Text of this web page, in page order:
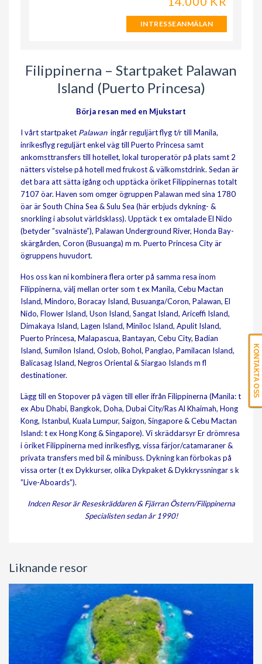
INTRESSEANMÄLAN
Filippinerna – Startpaket Palawan
Island (Puerto Princesa)
Börja resan med en Mjukstart
I vårt startpaket Palawan ingår reguljärt flyg t/r till Manila,
inrikesflyg reguljärt enkel väg till Puerto Princesa samt
ankomsttransfers till hotellet, lokal turoperatör på plats samt 2
nätters vistelse på hotell med frukost & välkomstdrink. Sedan är
det bara att sätta igång och upptäcka öriket Filippinernas totalt
7107 öar. Haven som omger ögruppen Palawan med sina 1780
öar är South China Sea & Sulu Sea (här erbjuds dykning- &
snorkling i absolut världsklass). Upptäck t ex omtalade El Nido
(betyder ”svalnäste”), Palawan Underground River, Honda Bay-
skärgården, Coron (Busuanga) m m. Puerto Princesa City är
ögruppens huvudort.
Hos oss kan ni kombinera flera orter på samma resa inom
Filippinerna, välj mellan orter som t ex Manila, Cebu Mactan
Island, Mindoro, Boracay Island, Busuanga/Coron, Palawan, El
Nido, Flower Island, Uson Island, Sangat Island, Ariceffi Island,
Dimakaya Island, Lagen Island, Miniloc Island, Apulit Island,
Puerto Princesa, Malapascua, Bantayan, Cebu City, Badian
Island, Sumilon Island, Oslob, Bohol, Panglao, Pamilacan Island,
Balicasag Island, Negros Oriental & Siargao Islands m fl
destinationer.
Lägg till en Stopover på vägen till eller ifrån Filippinerna (Manila: t
ex Abu Dhabi, Bangkok, Doha, Dubai City/Ras Al Khaimah, Hong
Kong, Istanbul, Kuala Lumpur, Saigon, Singapore & Cebu Mactan
Island: t ex Hong Kong & Singapore). Vi skräddarsyr Er drömresa
i öriket Filippinerna med inrikesflyg, vissa färjor/catamaraner &
privata transfers med bil & minibuss. Dykning kan förbokas på
vissa orter (t ex Dykkurser, olika Dykpaket & Dykkryssningar s k
”Live-Aboards”).
Indcen Resor är Reseskräddaren & Fjärran Östern/Filippinerna
Specialisten sedan år 1990!
Liknande resor
KONTAKTA OSS